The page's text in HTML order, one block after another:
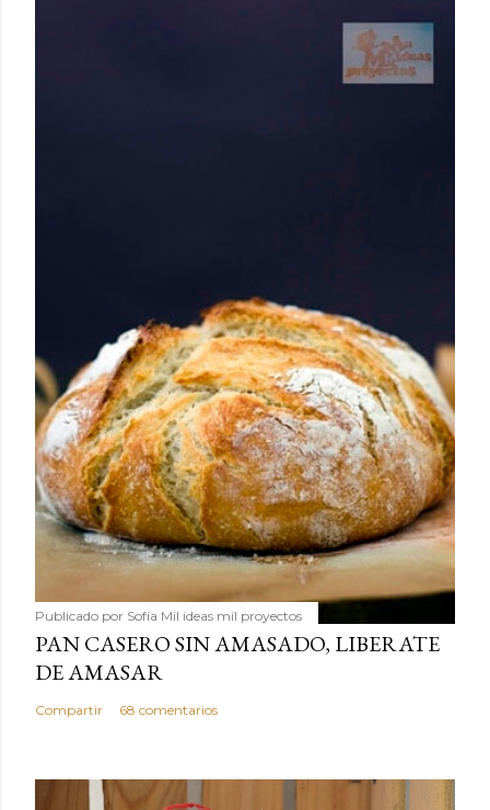
Publicado por Sofía Mil ideas mil proyectos
PAN CASERO SIN AMASADO, LIBERATE
DE AMASAR
Compartir 68 comentarios